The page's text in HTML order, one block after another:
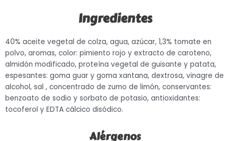
Ingredientes
40% aceite vegetal de colza, agua, azúcar, 1,3% tomate en
polvo, aromas, color: pimiento rojo y extracto de caroteno,
almidón modificado, proteína vegetal de guisante y patata,
espesantes: goma guar y goma xantana, dextrosa, vinagre de
alcohol, sal , concentrado de zumo de limón, conservantes:
benzoato de sodio y sorbato de potasio, antioxidantes:
tocoferol y EDTA cálcico disódico.
Alérgenos